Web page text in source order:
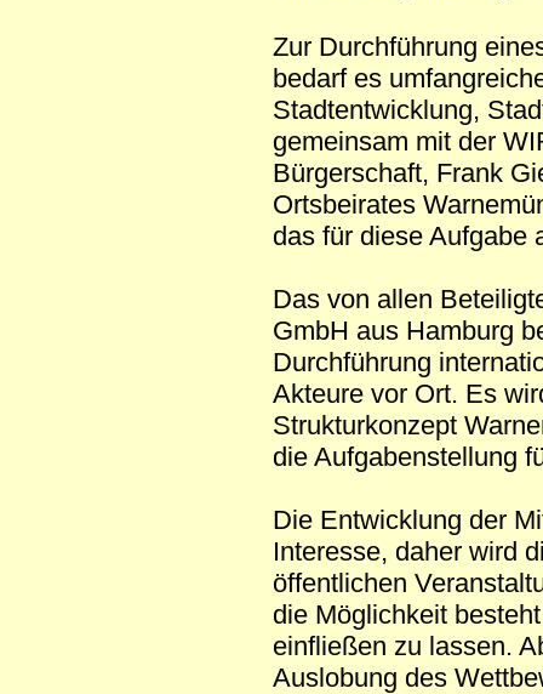
Zur Durchführung
bedarf es
Stadtentwicklung,
gemeinsam mit der
Bürgerschaft, Frank
Ortsbeirates
das für diese Aufgabe
Das von allen
GmbH aus Hamburg
Durchführung
Akteure vor Ort. Es
Strukturkonzept
die Aufgabenstellung
Die Entwicklung der
Interesse, daher wird
öffentlichen
die Möglichkeit
einfließen zu lassen.
Auslobung des